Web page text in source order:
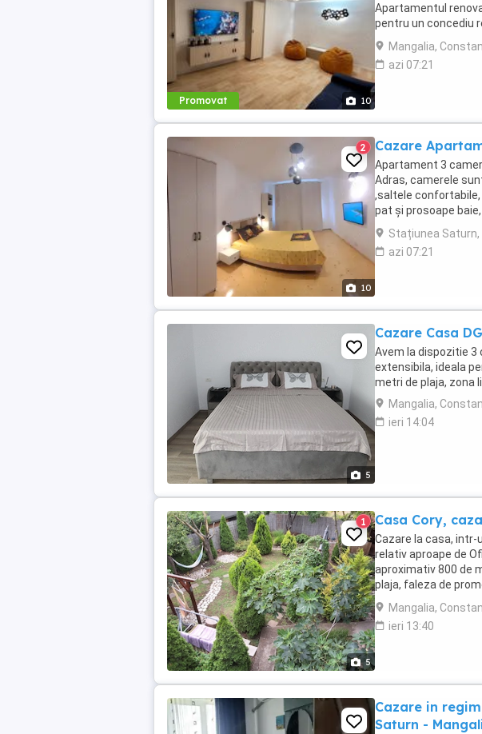
Promovat 10
Apartamentul
pentru un concediu
cameră, mașină de
Mangalia,
azi 07:21
10
2 Cazare
Apartament 3
Adras, camerele
,saltele confortabile,
pat și prosoape
electrocasnice de
Stațiunea
azi 07:21
5
Cazare Casa
Avem la dispozitie 3
extensibila, ideala
metri de plaja, zona
Mangalia,
ieri 14:04
5
1 Casa Cory,
Cazare la casa,
relativ aproape de
aproximativ 800 de
plaja, faleza de
...
Mangalia,
ieri 13:40
Cazare in
Saturn -